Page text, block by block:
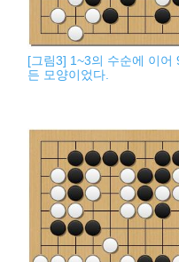
[그림3] 1~3의 수순에 이어
든 모양이었다.